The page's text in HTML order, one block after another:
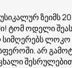
ზეიმს
ტომ ოდელი
სიმღერებს ლოკო
არ
შესრულებით